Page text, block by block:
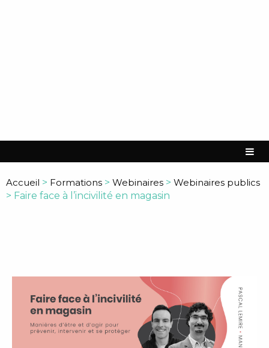
Accueil > Formations > Webinaires > Webinaires publics
> Faire face à l’incivilité en magasin